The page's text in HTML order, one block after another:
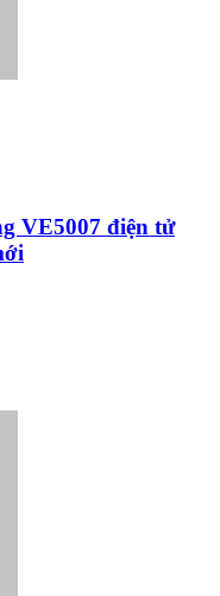
VE5007 điện tử